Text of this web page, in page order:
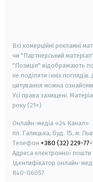
Всі комерційні рекламні
чи "Партнерський
"Позиція" відображають
не поділяти їхніх
цитування можна
Усі права захищені.
року (21+)
Онлайн-медіа «24 Канал»
пл. Галицька, буд. 15, м.
Телефон +380 (32) 229-77-
Адреса електронної
Ідентифікатор онлайн-
R40-06057